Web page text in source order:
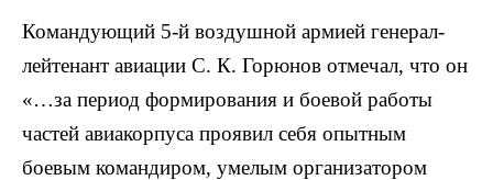
Командующий 5-й воздушной армией генерал-
лейтенант авиации С. К. Горюнов отмечал, что он
«…за период формирования и боевой работы
частей авиакорпуса проявил себя опытным
боевым командиром, умелым организатором